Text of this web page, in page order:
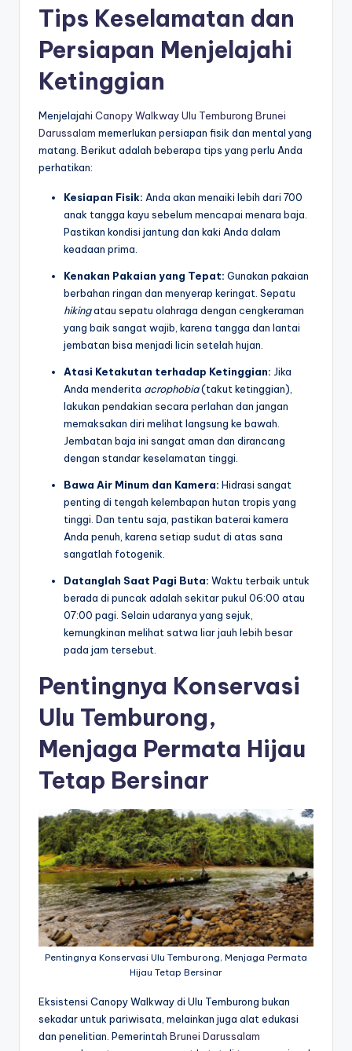
Tips Keselamatan dan
Persiapan Menjelajahi
Ketinggian
Menjelajahi Canopy Walkway Ulu Temburong Brunei
Darussalam memerlukan persiapan fisik dan mental yang
matang. Berikut adalah beberapa tips yang perlu Anda
perhatikan:
Kesiapan Fisik: Anda akan menaiki lebih dari 700
anak tangga kayu sebelum mencapai menara baja.
Pastikan kondisi jantung dan kaki Anda dalam
keadaan prima.
Kenakan Pakaian yang Tepat: Gunakan pakaian
berbahan ringan dan menyerap keringat. Sepatu
hikingatau sepatu olahraga dengan cengkeraman
yang baik sangat wajib, karena tangga dan lantai
jembatan bisa menjadi licin setelah hujan.
Atasi Ketakutan terhadap Ketinggian: Jika
Anda menderita acrophobia(takut ketinggian),
lakukan pendakian secara perlahan dan jangan
memaksakan diri melihat langsung ke bawah.
Jembatan baja ini sangat aman dan dirancang
dengan standar keselamatan tinggi.
Bawa Air Minum dan Kamera: Hidrasi sangat
penting di tengah kelembapan hutan tropis yang
tinggi. Dan tentu saja, pastikan baterai kamera
Anda penuh, karena setiap sudut di atas sana
sangatlah fotogenik.
Datanglah Saat Pagi Buta: Waktu terbaik untuk
berada di puncak adalah sekitar pukul 06:00 atau
07:00 pagi. Selain udaranya yang sejuk,
kemungkinan melihat satwa liar jauh lebih besar
pada jam tersebut.
Pentingnya Konservasi
Ulu Temburong,
Menjaga Permata Hijau
Tetap Bersinar
Pentingnya Konservasi Ulu Temburong, Menjaga Permata
Hijau Tetap Bersinar
Eksistensi Canopy Walkway di Ulu Temburong bukan
sekadar untuk pariwisata, melainkan juga alat edukasi
dan penelitian. Pemerintah Brunei Darussalam